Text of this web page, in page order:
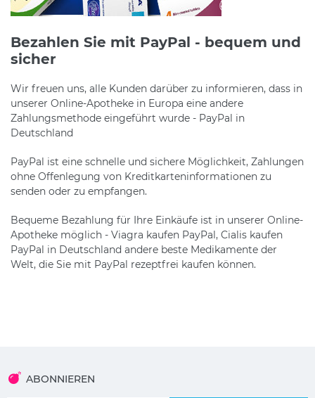
Bezahlen Sie mit PayPal - bequem und
sicher
Wir freuen uns, alle Kunden darüber zu informieren, dass in
unserer Online-Apotheke in Europa eine andere
Zahlungsmethode eingeführt wurde - PayPal in
Deutschland
PayPal ist eine schnelle und sichere Möglichkeit, Zahlungen
ohne Offenlegung von Kreditkarteninformationen zu
senden oder zu empfangen.
Bequeme Bezahlung für Ihre Einkäufe ist in unserer Online-
Apotheke möglich - Viagra kaufen PayPal, Cialis kaufen
PayPal in Deutschland andere beste Medikamente der
Welt, die Sie mit PayPal rezeptfrei kaufen können.
ABONNIEREN